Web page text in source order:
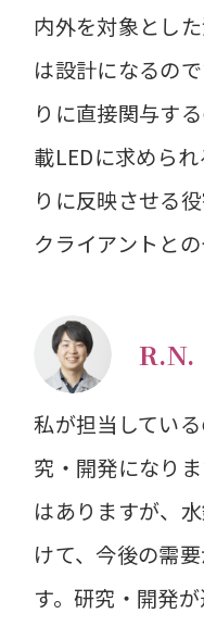
内外を対象とし
は設計になるの
りに直接関与す
載LEDに求めら
りに反映させる
クライアントと
R.N.
私が担当してい
究・開発になり
はありますが、
けて、今後の需
す。研究・開発